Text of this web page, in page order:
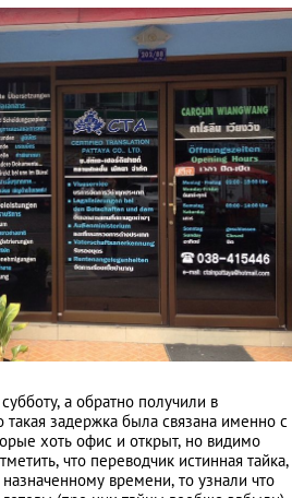
а обратно получили в
задержка была связана именно с
хоть офис и открыт, но видимо
что переводчик истинная тайка,
времени, то узнали что